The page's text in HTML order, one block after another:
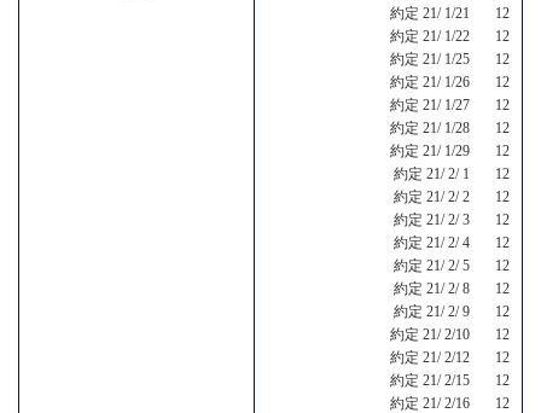
約定 21/ 1/21 12
約定 21/ 1/22 12
約定 21/ 1/25 12
約定 21/ 1/26 12
約定 21/ 1/27 12
約定 21/ 1/28 12
約定 21/ 1/29 12
約定 21/ 2/ 1 12
約定 21/ 2/ 2 12
約定 21/ 2/ 3 12
約定 21/ 2/ 4 12
約定 21/ 2/ 5 12
約定 21/ 2/ 8 12
約定 21/ 2/ 9 12
約定 21/ 2/10 12
約定 21/ 2/12 12
約定 21/ 2/15 12
約定 21/ 2/16 12